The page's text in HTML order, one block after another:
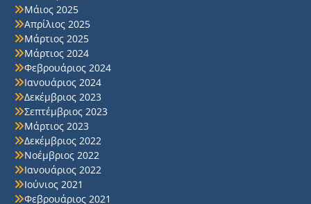
Μάιος 2025
Απρίλιος 2025
Μάρτιος 2025
Μάρτιος 2024
Φεβρουάριος 2024
Ιανουάριος 2024
Δεκέμβριος 2023
Σεπτέμβριος 2023
Μάρτιος 2023
Δεκέμβριος 2022
Νοέμβριος 2022
Ιανουάριος 2022
Ιούνιος 2021
Φεβρουάριος 2021